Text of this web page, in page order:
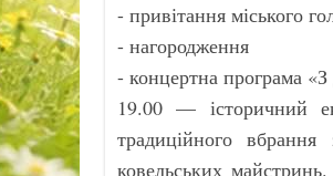
- привітання міського
- нагородження
- концертна програма
19.00 — історичний
традиційного
ковельських